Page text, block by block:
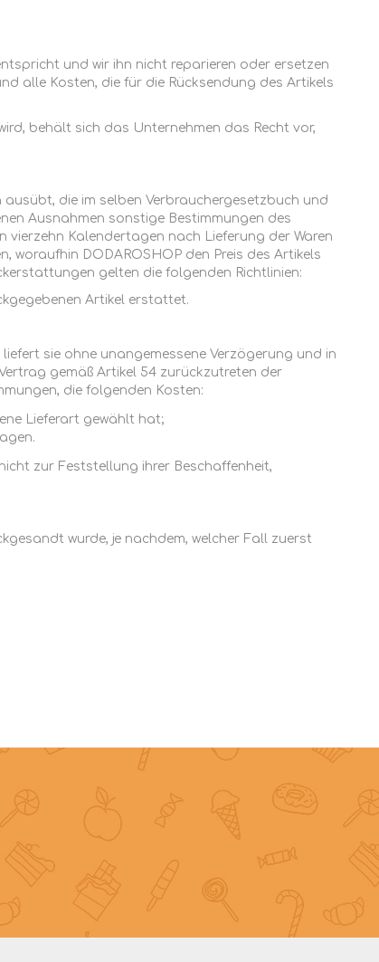
und wir ihn nicht reparieren oder ersetzen
alle Kosten, die für die Rücksendung des Artikels
behält sich das Unternehmen das Recht vor,
die im selben Verbrauchergesetzbuch und
Ausnahmen sonstige Bestimmungen des
vierzehn Kalendertagen nach Lieferung der Waren
woraufhin DODAROSHOP den Preis des Artikels
gelten die folgenden Richtlinien:
Artikel erstattet.
sie ohne unangemessene Verzögerung und in
gemäß Artikel 54 zurückzutreten der
die folgenden Kosten:
Lieferart gewählt hat;
zur Feststellung ihrer Beschaffenheit,
wurde, je nachdem, welcher Fall zuerst